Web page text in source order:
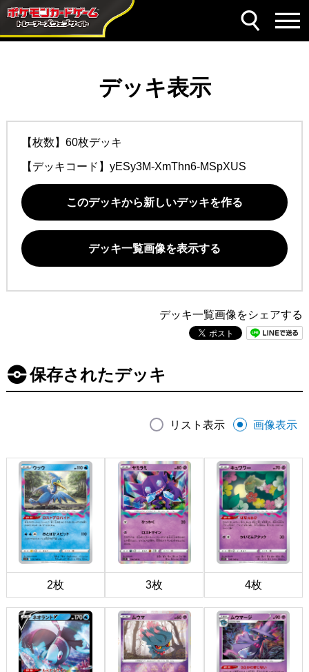
デッキ表示
【枚数】60枚デッキ
【デッキコード】 yESy3M-XmThn6-MSpXUS
このデッキから新しいデッキを作る
デッキ一覧画像を表示する
デッキ一覧画像をシェアする
保存されたデッキ
リスト表示 画像表示
2枚 3枚 4枚